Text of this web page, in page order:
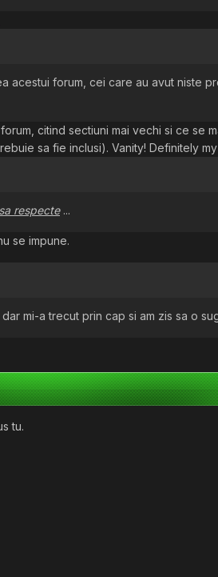
acestui forum, cei care au avut niste
citind sectiuni mai vechi si ce se
sa fie inclusi). Vanity! Definitely
respecte...
se impune.
mi-a trecut prin cap si am zis sa o
tu.